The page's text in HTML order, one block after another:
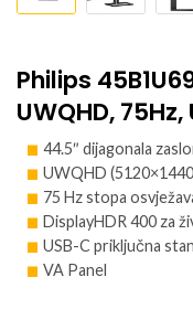
Philips
UWQHD, 75Hz,
44.5″ dijagonala
UWQHD
75 Hz stopa
DisplayHDR 400 za
USB-C priključna
VA Panel